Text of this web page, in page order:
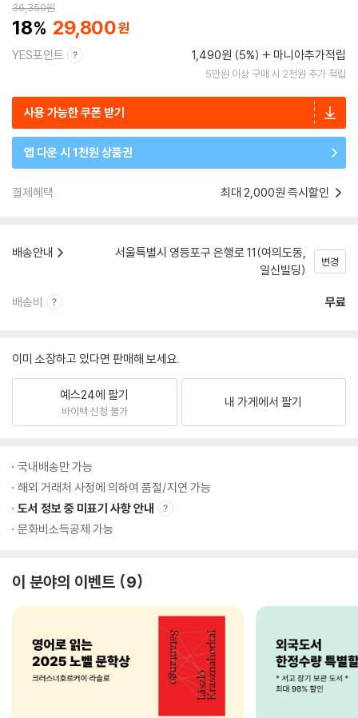
36,350원
18 29,800
YES포인트 1,490원 (5%) 마니아추가적립
5만원 이상 구매 시 2천원 추가 적립
사용 가능한 쿠폰 받기
앱 다운 시 1천원 상품권
결제혜택 최대 2,000원 즉시할인
배송안내
서울특별시 영등포구 은행로 11(여의도동,
일신빌딩)
변경
배송비 무료
이미 소장하고 있다면 판매해 보세요.
예스24에 팔기
바이백 신청 불가
내 가게에서 팔기
국내배송만 가능
해외 거래처 사정에 의하여 품절/지연 가능
도서 정보 중 미표기 사항 안내
문화비소득공제 가능
이 분야의 이벤트 9